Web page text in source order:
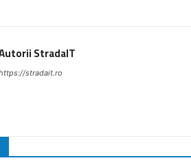
StradaIT
stradait.ro